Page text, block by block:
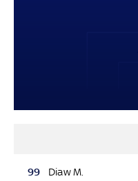
99 Diaw M.